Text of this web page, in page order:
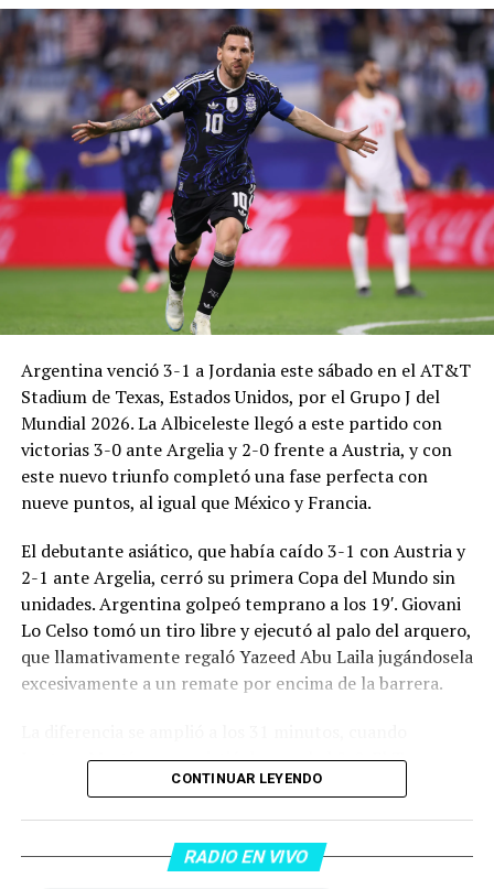
Argentina venció 3-1 a Jordania este sábado en el AT&T
Stadium de Texas, Estados Unidos, por el Grupo J del
Mundial 2026. La Albiceleste llegó a este partido con
victorias 3-0 ante Argelia y 2-0 frente a Austria, y con
este nuevo triunfo completó una fase perfecta con
nueve puntos, al igual que México y Francia.
El debutante asiático, que había caído 3-1 con Austria y
2-1 ante Argelia, cerró su primera Copa del Mundo sin
unidades. Argentina golpeó temprano a los 19′. Giovani
Lo Celso tomó un tiro libre y ejecutó al palo del arquero,
que llamativamente regaló Yazeed Abu Laila jugándosela
excesivamente a un remate por encima de la barrera.
Lautaro Martínez convirtió de penal el 2-0. El Toro
anotó su primer gol en Copas del Mundo, tras no
dentro del área sobre Marcos Senesi, que intentó ir a
una segunda pelota luego de un tiro en el travesaño del
CONTINUAR LEYENDO
RADIO EN VIVO